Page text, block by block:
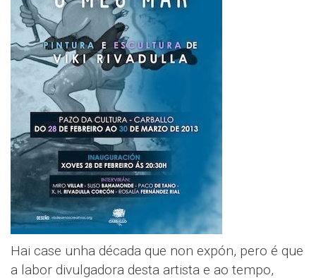
Hai case unha década que non expón, pero é que
a labor divulgadora desta artista e ao tempo,